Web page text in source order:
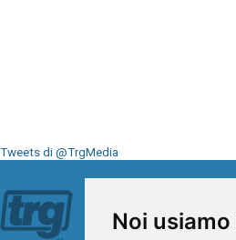
Noi
Tweets di @TrgMedia
Seguici